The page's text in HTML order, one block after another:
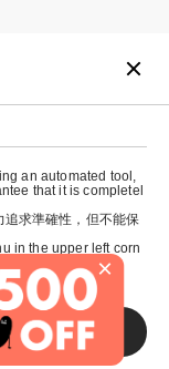
×
an automated tool,
that it is completel
求準確性，但不能保
in the upper left corn